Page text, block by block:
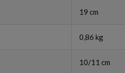
19 cm
0,86 kg
10/11 cm